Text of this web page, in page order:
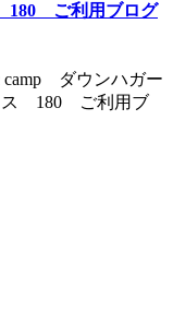
180 ご利用ブログ
camp ダウンハガー
ス 180 ご利用ブ